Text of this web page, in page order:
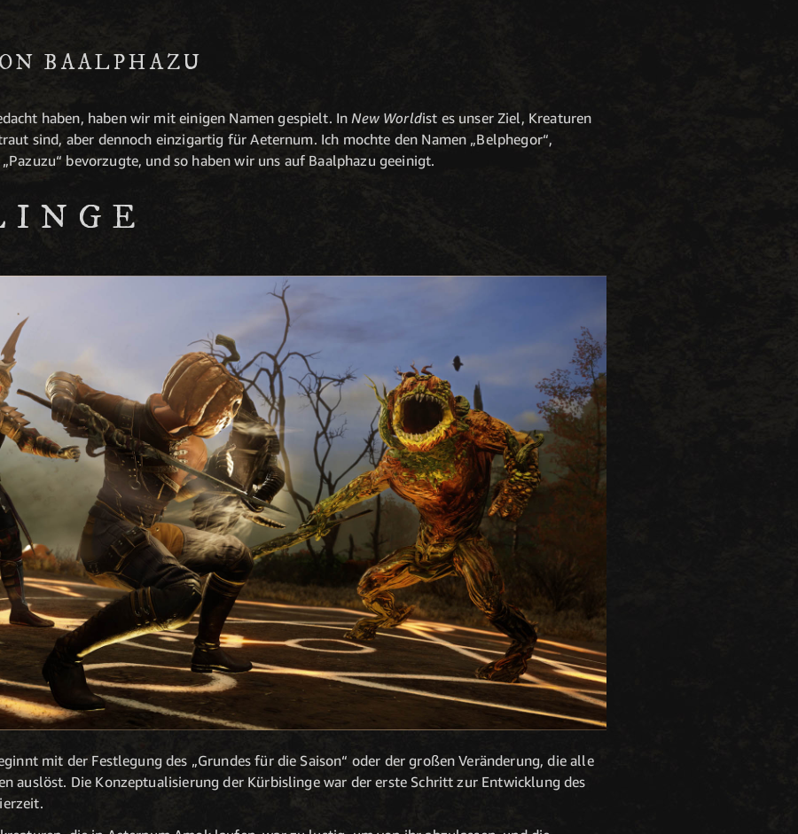
BAALPHAZU
haben, haben wir mit einigen Namen gespielt. In New Worldist es unser Ziel, Kreaturen
sind, aber dennoch einzigartig für Aeternum. Ich mochte den Namen „Belphegor“,
bevorzugte, und so haben wir uns auf Baalphazu geeinigt.
mit der Festlegung des „Grundes für die Saison“ oder der großen Veränderung, die alle
auslöst. Die Konzeptualisierung der Kürbislinge war der erste Schritt zur Entwicklung des